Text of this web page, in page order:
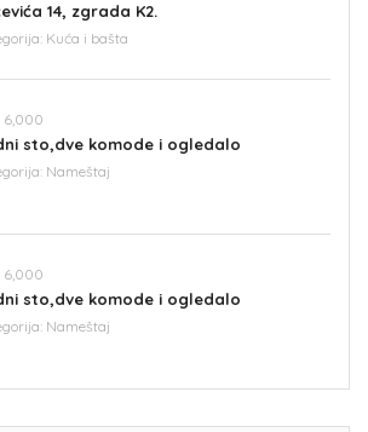
14, zgrada K2.
Kuća i bašta
6,000
sto,dve komode i ogledalo
Nameštaj
6,000
sto,dve komode i ogledalo
Nameštaj